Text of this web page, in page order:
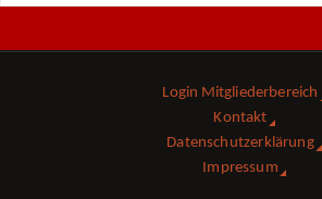
Login Mitgliederbereich
Kontakt
Datenschutzerklärung
Impressum